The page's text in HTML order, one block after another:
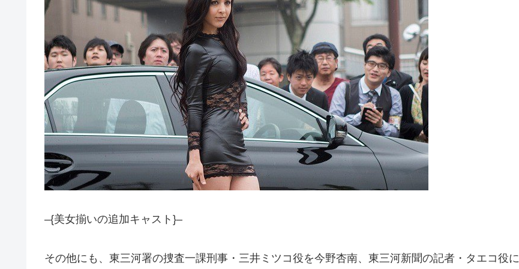
–{美女揃いの追加キャスト}–
その他にも、東三河署の捜査一課刑事・三井ミツコ役を今野杏南、東三河新聞の記者・タエコ役に